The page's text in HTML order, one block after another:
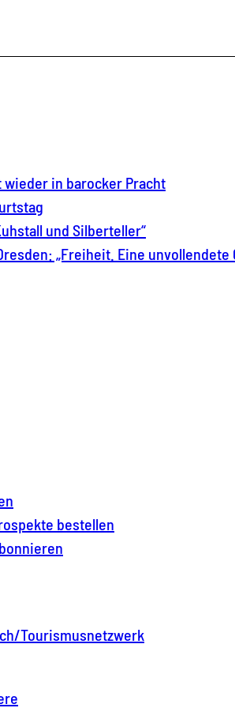
in barocker Pracht
und Silberteller“
„Freiheit. Eine unvollendete
bestellen
Tourismusnetzwerk